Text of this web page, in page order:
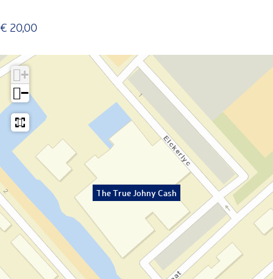
€ 20,00
The True Johny Cash
+
−